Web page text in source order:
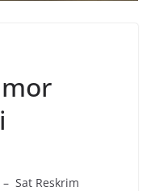
– Sat Reskrim